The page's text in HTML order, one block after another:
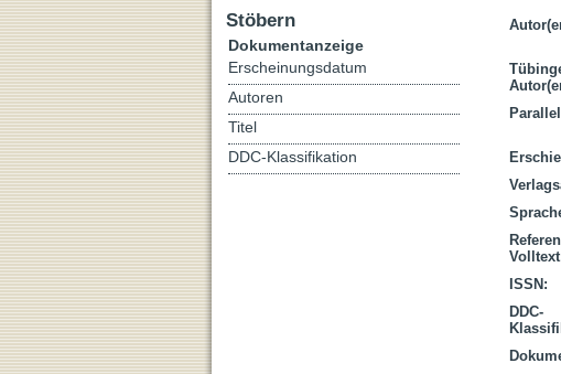
ISSN:
DDC-
Stöbern
Dokumentanzeige
Erscheinungsdatum
Autoren
Titel
DDC-Klassifikation